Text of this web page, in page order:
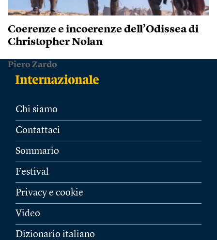
Coerenze e incoerenze dell’Odissea di
Christopher Nolan
Piero Zardo
Chi siamo
Contattaci
Sommario
Festival
Privacy e cookie
Video
Dizionario italiano